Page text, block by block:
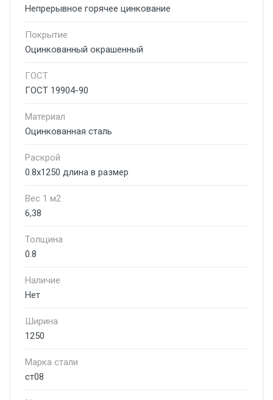
Непрерывное горячее цинкование
Покрытие
Оцинкованный окрашенный
ГОСТ
ГОСТ 19904-90
Материал
Оцинкованная сталь
Раскрой
0.8х1250 длина в размер
Вес 1 м2
6,38
Толщина
0.8
Наличие
Нет
Ширина
1250
Марка стали
ст08